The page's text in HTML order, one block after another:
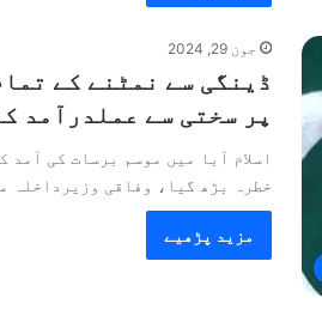
جون 29, 2024
ڈینگی سے نمٹنے کے
پر سختی سے عملدرآمد
اسلام آبا میں موسم برسات کی آمد
خطرہ بڑھ گیا، وفاقی وزیرداخلہ
مزید پڑھیے